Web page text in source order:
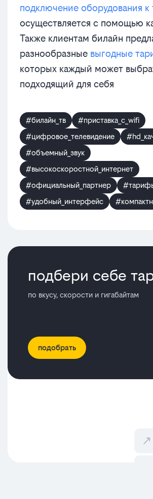
подключение оборудования к
осуществляется с помощью
Также клиентам билайн
разнообразные выгодные
которых каждый может
подходящий для себя
#билайн_тв
#приставка_с_wifi
#цифровое_телевидение
#объемный_звук
#высокоскоростной_интернет
#официальный_партнер
#удобный_интерфейс
подбери себе
по вкусу, скорости и гигабайтам
подобрать